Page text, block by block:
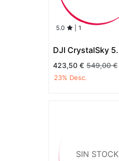
5.0 1
DJI CrystalSky
423,50 € 549,00€
23% Desc.
SIN STOCK